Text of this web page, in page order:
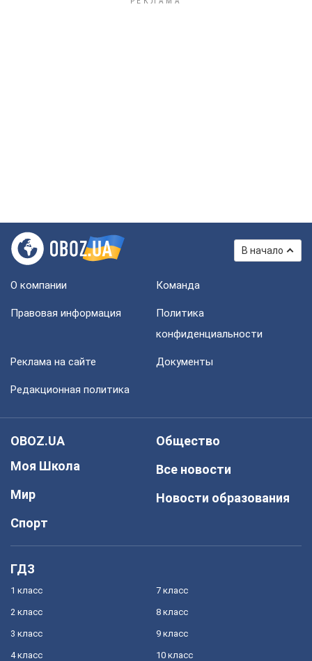
В начало
О компании Команда
Правовая информация
Политика
конфиденциальности
Реклама на сайте Документы
Редакционная политика
OBOZ.UA
Моя Школа
Мир
Спорт
Общество
Все новости
Новости образования
ГДЗ
1 класс
2 класс
3 класс
4 класс
7 класс
8 класс
9 класс
10 класс